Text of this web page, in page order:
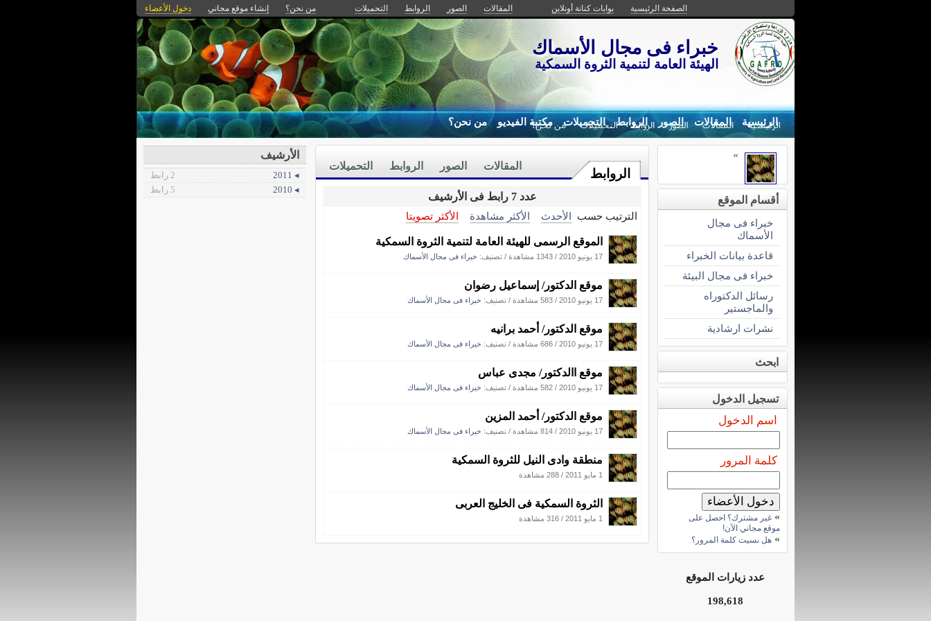
الصفحة الرئيسية بوابات كنانة أونلاين المقالات الصور الروابط التحميلات من نحن؟ إنشاء موقع مجاني دخول الأعضاء
خبراء فى مجال الأسماك
الهيئة العامة لتنمية الثروة السمكية
الرئيسية المقالات الصور الروابط التحميلات مكتبة الفيديو من نحن؟
الروابط
التحميلات الروابط الصور المقالات
عدد 7 رابط فى الأرشيف
الترتيب حسب الأحدث الأكثر مشاهدة الأكثر تصويتا
الموقع الرسمى للهيئة العامة لتنمية الثروة السمكية
17 يونيو 2010 / 1343 مشاهدة / تصنيف: خبراء فى مجال الأسماك
موقع الدكتور/ إسماعيل رضوان
17 يونيو 2010 / 583 مشاهدة / تصنيف: خبراء فى مجال الأسماك
موقع الدكتور/ أحمد برانيه
17 يونيو 2010 / 686 مشاهدة / تصنيف: خبراء فى مجال الأسماك
موقع االدكتور/ مجدى عباس
17 يونيو 2010 / 582 مشاهدة / تصنيف: خبراء فى مجال الأسماك
موقع الدكتور/ أحمد المزين
17 يونيو 2010 / 814 مشاهدة / تصنيف: خبراء فى مجال الأسماك
منطقة وادى النيل للثروة السمكية
1 مايو 2011 / 288 مشاهدة
الثروة السمكية فى الخليج العربى
1 مايو 2011 / 316 مشاهدة
»
أقسام الموقع
خبراء فى مجال
الأسماك
قاعدة بيانات الخبراء
خبراء فى مجال البيئة
رسائل الدكتوراه
والماجستير
نشرات ارشادية
ابحث
تسجيل الدخول
اسم الدخول
كلمة المرور
» غير مشترك؟ احصل على
موقع مجاني الآن!
» هل نسيت كلمة المرور؟
عدد زيارات الموقع
198,618
الأرشيف
◂ 2011
2 رابط
◂ 2010
5 رابط